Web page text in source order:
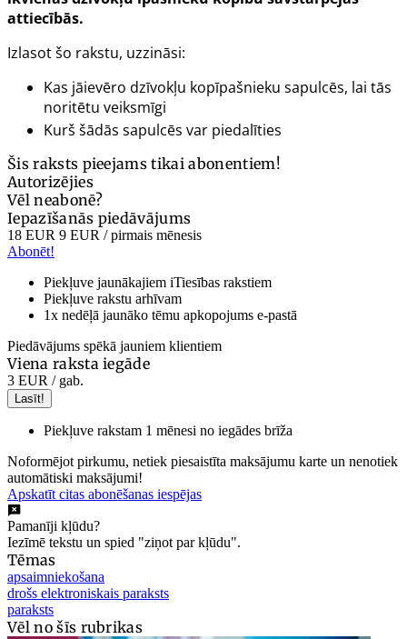
attiecībās.
Izlasot šo rakstu, uzzināsi:
Kas jāievēro dzīvokļu kopīpašnieku sapulcēs, lai tās
noritētu veiksmīgi
Kurš šādās sapulcēs var piedalīties
Šis raksts pieejams tikai abonentiem!
Autorizējies
Vēl neabonē?
Iepazīšanās piedāvājums
18 EUR 9 EUR / pirmais mēnesis
Abonēt!
Piekļuve jaunākajiem iTiesības rakstiem
Piekļuve rakstu arhīvam
1x nedēļā jaunāko tēmu apkopojums e-pastā
Piedāvājums spēkā jauniem klientiem
Viena raksta iegāde
3 EUR / gab.
Lasīt!
Piekļuve rakstam 1 mēnesi no iegādes brīža
Noformējot pirkumu, netiek piesaistīta maksājumu karte un nenotiek
automātiski maksājumi!
Apskatīt citas abonēšanas iespējas
Pamanīji kļūdu?
Iezīmē tekstu un spied "ziņot par kļūdu".
Tēmas
apsaimniekošana
drošs elektroniskais paraksts
paraksts
Vēl no šīs rubrikas